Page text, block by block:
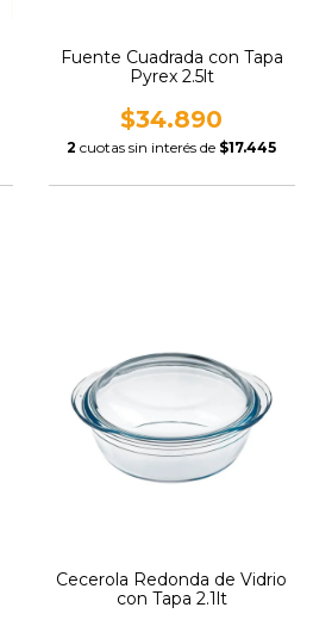
Fuente Cuadrada con Tapa
Pyrex 2.5lt
$34.890
2 cuotas sin interés de $17.445
Cecerola Redonda de Vidrio
con Tapa 2.1lt